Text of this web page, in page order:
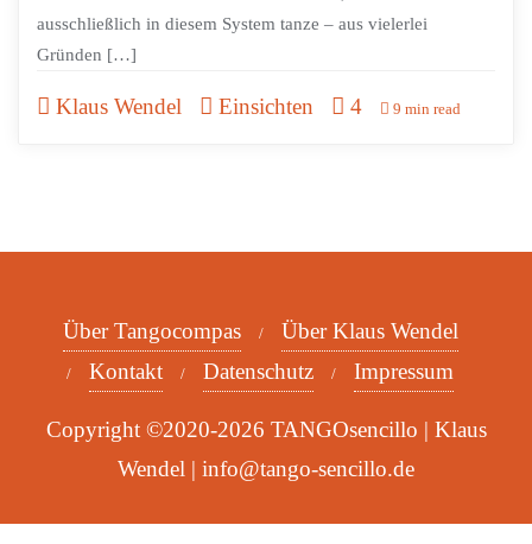
ausschließlich in diesem System tanze – aus vielerlei
Gründen […]
Klaus Wendel Einsichten 4 9 min read
Über Tangocompas
Über Klaus Wendel
Kontakt
Datenschutz Impressum
Copyright ©2020-2026 TANGOsencillo | Klaus
Wendel | info@tango-sencillo.de